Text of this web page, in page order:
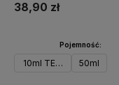
38,90 zł
Pojemność:
10ml TESTER 50ml